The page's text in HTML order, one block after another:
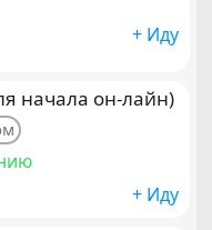
+ Иду
начала он-лайн)
+ Иду